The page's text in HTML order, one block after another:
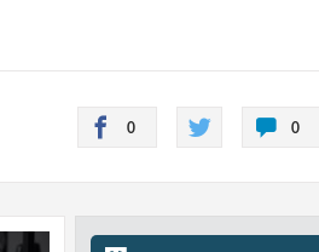
0 0